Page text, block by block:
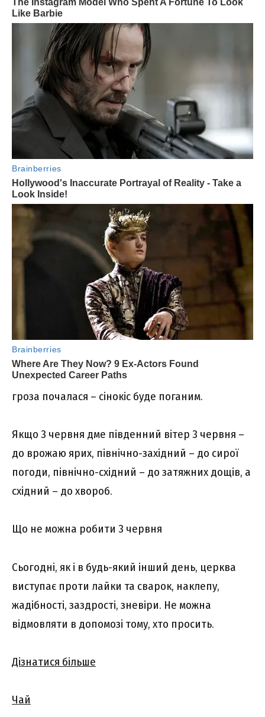
гроза почалася – сінокіс буде поганим.
Якщо 3 червня дме південний вітер 3 червня –
до врожаю ярих, північно-західний – до сирої
погоди, північно-східний – до затяжних дощів, а
східний – до хвороб.
Що не можна робити 3 червня
Сьогодні, як і в будь-який інший день, церква
виступає проти лайки та сварок, наклепу,
жадібності, заздрості, зневіри. Не можна
відмовляти в допомозі тому, хто просить.
Дізнатися більше
Чай